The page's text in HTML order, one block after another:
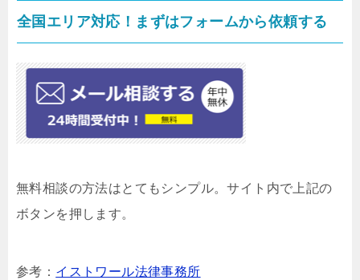
全国エリア対応！まずはフォームから依頼する
無料相談の方法はとてもシンプル。サイト内で上記の
ボタンを押します。
参考： イストワール法律事務所